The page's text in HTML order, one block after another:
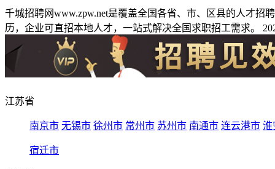
千城招聘网www.zpw.net是覆盖全国各省、市、区县的人才
历，企业可直招本地人才，一站式解决全国求职招工需求。
江苏省
南京市 无锡市 徐州市 常州市 苏州市 南通市 连云港市 淮
宿迁市